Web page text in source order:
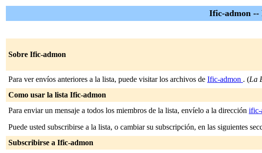
Ific-admon --
Sobre Ific-admon
Para ver envíos anteriores a la lista, puede visitar los archivos de Ific-admon . (La
Como usar la lista Ific-admon
Para enviar un mensaje a todos los miembros de la lista, envíelo a la dirección ific-
Puede usted subscribirse a la lista, o cambiar su subscripción, en las siguientes
Subscribirse a Ific-admon